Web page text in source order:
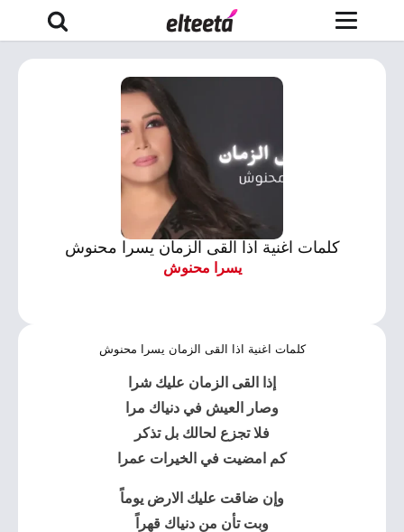
كلمات اغنية اذا القى الزمان يسرا محنوش
يسرا محنوش
كلمات اغنية اذا القى الزمان يسرا محنوش
إذا القى الزمان عليك شرا
وصار العيش في دنياك مرا
فلا تجزع لحالك بل تذكر
كم امضيت في الخيرات عمرا
وإن ضاقت عليك الارض يوماً
وبت تأن من دنياك قهراً